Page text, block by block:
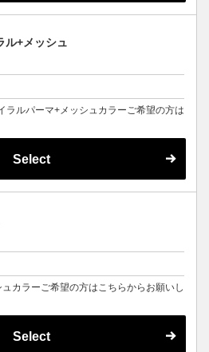
ル+メッシュ
ラルパーマ+メッシュカラーご希望の方は
Select
カラーご希望の方はこちらからお願いし
Select